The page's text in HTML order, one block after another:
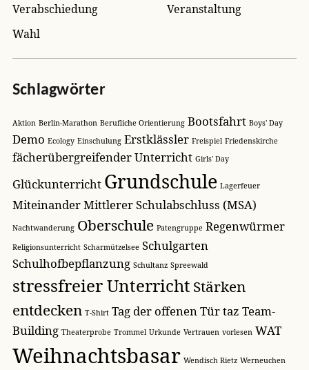
Verabschiedung
Veranstaltung
Wahl
Schlagwörter
Aktion Berlin-Marathon Berufliche Orientierung Bootsfahrt Boys' Day
Demo Ecology Einschulung Erstklässler Freispiel Friedenskirche
fächerübergreifender Unterricht Girls' Day
Glückunterricht Grundschule Lagerfeuer
MiteinanderMittlerer Schulabschluss (MSA)
Nachtwanderung Oberschule Patengruppe Regenwürmer
Religionsunterricht Scharmützelsee Schulgarten
Schulhofbepflanzung Schultanz Spreewald
stressfreier Unterricht Stärken
entdecken T-Shirt Tag der offenen Türtaz Team-
Building Theaterprobe Trommel Urkunde Vertrauen vorlesen WAT
Weihnachtsbasar Wendisch Rietz Werneuchen